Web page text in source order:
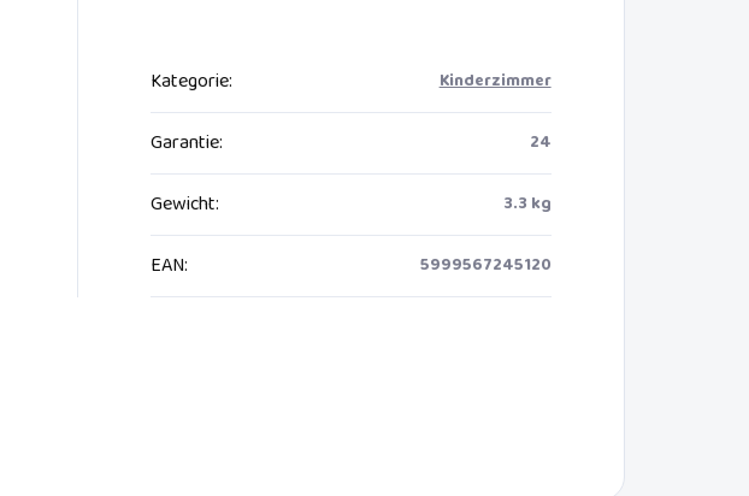
Kategorie: Kinderzimmer
Garantie: 24
Gewicht: 3.3 kg
EAN: 5999567245120